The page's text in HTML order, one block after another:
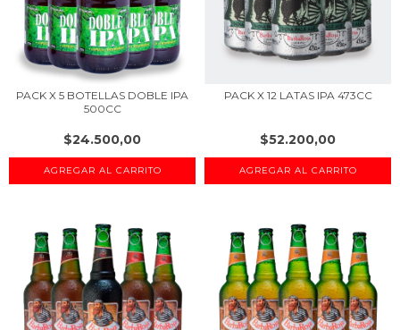
PACK X 5 BOTELLAS DOBLE IPA
500CC
$24.500,00
PACK X 12 LATAS IPA 473CC
$52.200,00